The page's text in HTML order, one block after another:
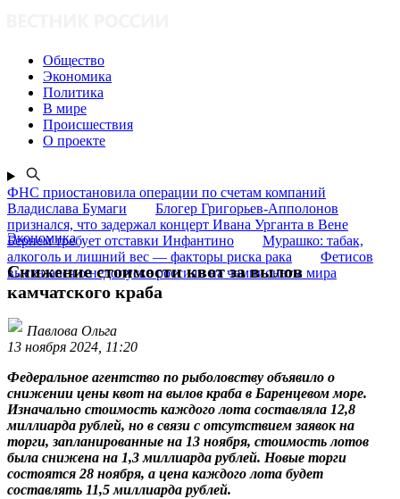
Общество
Экономика
Политика
В мире
Происшествия
О проекте
ФНС приостановила операции по счетам компаний
Владислава Бумаги
Блогер Григорьев-Апполонов
признался, что задержал концерт Ивана Урганта в Вене
Бернем требует отставки Инфантино
Мурашко: табак,
алкоголь и лишний вес — факторы риска рака
Фетисов
высказался о недопуске россиян на чемпионаты мира
Экономика
Снижение стоимости квот за вылов
камчатского краба
Павлова Ольга
13 ноября 2024, 11:20
Федеральное агентство по рыболовству объявило о
снижении цены квот на вылов краба в Баренцевом море.
Изначально стоимость каждого лота составляла 12,8
миллиарда рублей, но в связи с отсутствием заявок на
торги, запланированные на 13 ноября, стоимость лотов
была снижена на 1,3 миллиарда рублей. Новые торги
состоятся 28 ноября, а цена каждого лота будет
составлять 11,5 миллиарда рублей.